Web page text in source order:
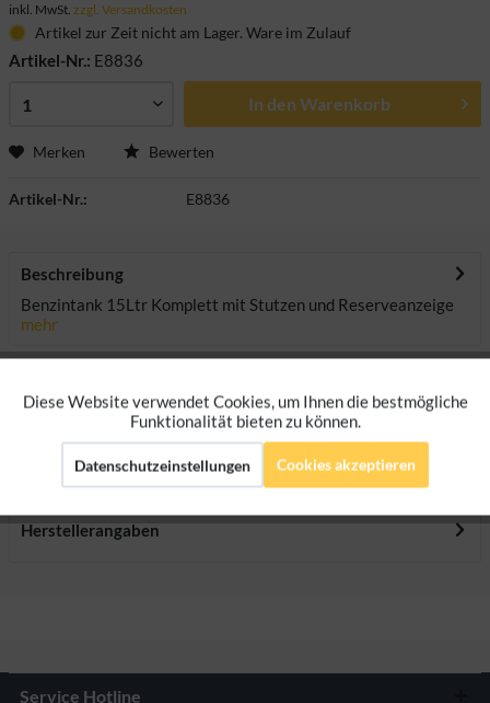
inkl. MwSt. zzgl. Versandkosten
Artikel zur Zeit nicht am Lager. Ware im Zulauf
Artikel-Nr.: E8836
In den Warenkorb
Merken Bewerten
Artikel-Nr.: E8836
Beschreibung
Benzintank 15Ltr Komplett mit Stutzen und Reserveanzeige
mehr
Bewertungen
0
Bewertungen lesen, schreiben und diskutieren...mehr
Herstellerangaben
Service Hotline
Funktionale Aktiv
Marketing Aktiv
Tracking
Diese Website verwendet Cookies, um Ihnen die bestmögliche
Funktionalität bieten zu können.
Datenschutzeinstellungen Cookies akzeptieren